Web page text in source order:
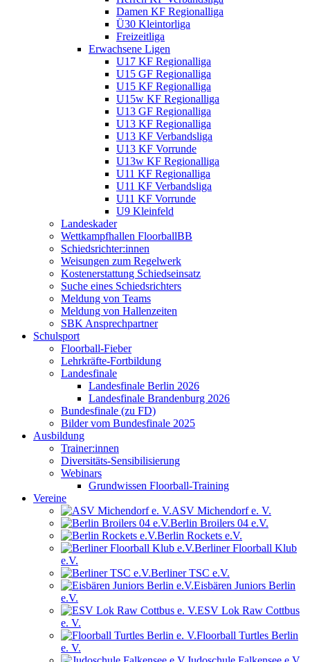
Damen KF Regionalliga
Ü30 Kleintorliga
Freizeitliga
Erwachsene Ligen
U17 KF Regionalliga
U15 GF Regionalliga
U15 KF Regionalliga
U15w KF Regionalliga
U13 GF Regionalliga
U13 KF Regionalliga
U13 KF Verbandsliga
U13 KF Vorrunde
U13w KF Regionalliga
U11 KF Regionalliga
U11 KF Verbandsliga
U11 KF Vorrunde
U9 Kleinfeld
Landeskader
Wettkampfhallen FloorballBB
Schiedsrichter:innen
Weisungen zum Regelwerk
Kostenerstattung Schiedseinsatz
Suche eines Schiedsrichters
Meldung von Teams
Meldung von Hallenzeiten
SBK Ansprechpartner
Schulsport
Floorball-Fieber
Lehrkräfte-Fortbildung
Landesfinale
Landesfinale Berlin 2026
Landesfinale Brandenburg 2026
Bundesfinale (zu FD)
Bilder vom Bundesfinale 2025
Ausbildung
Trainer:innen
Diversitäts-Sensibilisierung
Webinars
Grundwissen Floorball-Training
Vereine
ASV Michendorf e. V.
Berlin Broilers 04 e.V.
Berlin Rockets e.V.
Berliner Floorball Klub
e.V.
Berliner TSC e.V.
Eisbären Juniors Berlin
e.V.
ESV Lok Raw Cottbus
e. V.
Floorball Turtles Berlin
e. V.